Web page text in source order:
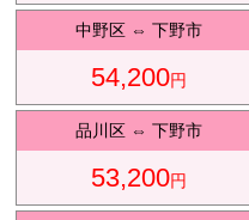
中野区 ⇔下野市
54,200円
品川区 ⇔下野市
53,200円